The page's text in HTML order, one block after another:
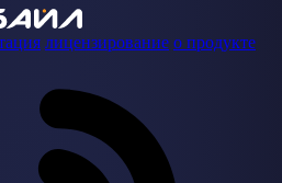
лицензирование о продукте